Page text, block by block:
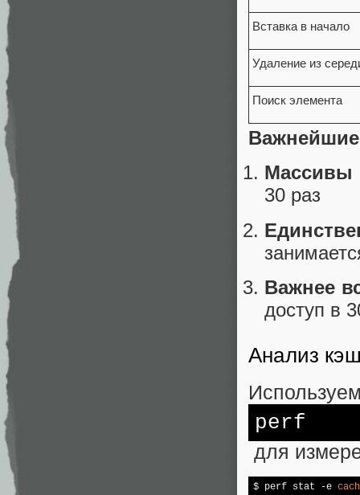
Вставка в начало
Удаление из
Поиск элемента
Массивы
30 раз
Важнее
доступ в
Анализ
perf
для
$ perf stat -e